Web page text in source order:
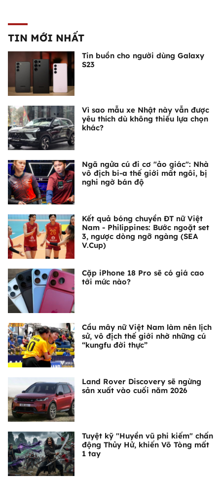
TIN MỚI NHẤT
Tin buồn cho người dùng Galaxy
S23
Vì sao mẫu xe Nhật này vẫn được
yêu thích dù không thiếu lựa chọn
khác?
Ngã ngửa cú đi cơ "ảo giác": Nhà
vô địch bi-a thế giới mất ngôi, bị
nghi ngờ bán độ
Kết quả bóng chuyền ĐT nữ Việt
Nam - Philippines: Bước ngoặt set
3, ngược dòng ngỡ ngàng (SEA
V.Cup)
Cặp iPhone 18 Pro sẽ có giá cao
tới mức nào?
Cầu mây nữ Việt Nam làm nên lịch
sử, vô địch thế giới nhờ những cú
“kungfu đời thực”
Land Rover Discovery sẽ ngừng
sản xuất vào cuối năm 2026
Tuyệt kỹ "Huyền vũ phi kiếm" chấn
động Thủy Hử, khiến Võ Tòng mất
1 tay